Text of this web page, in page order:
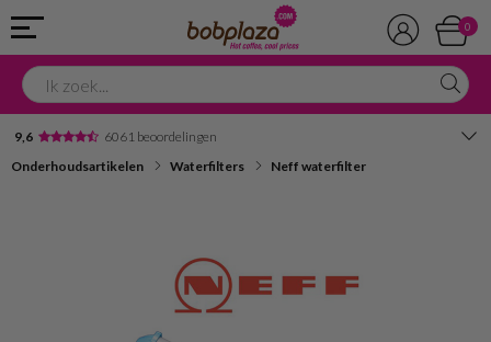
0
9,6 6061 beoordelingen
Onderhoudsartikelen Waterfilters Neff waterfilter